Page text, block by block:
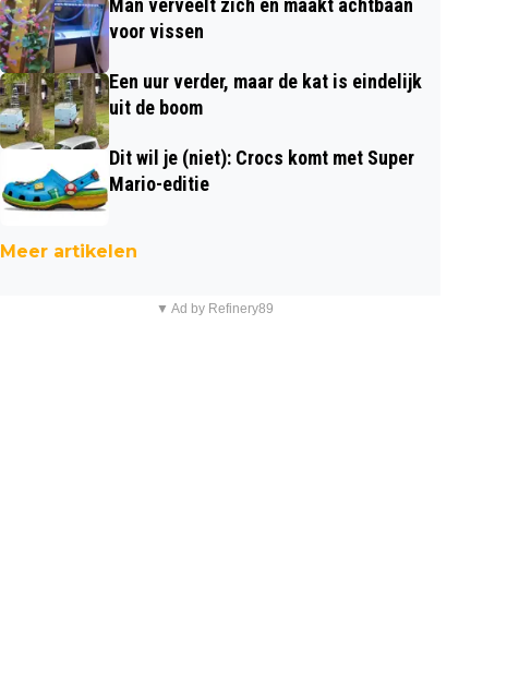
Man verveelt zich en maakt achtbaan
voor vissen
Een uur verder, maar de kat is eindelijk
uit de boom
Dit wil je (niet): Crocs komt met Super
Mario-editie
Meer artikelen
▼ Ad by Refinery89